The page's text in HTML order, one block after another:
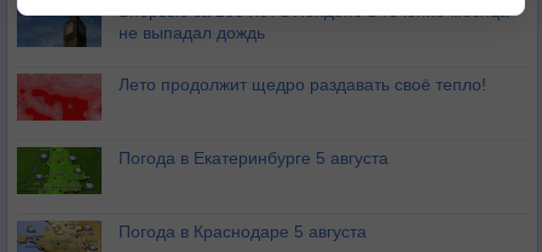
Впервые за 155 лет в Лондоне в течение месяца
не выпадал дождь
Лето продолжит щедро раздавать своё тепло!
Погода в Екатеринбурге 5 августа
Погода в Краснодаре 5 августа